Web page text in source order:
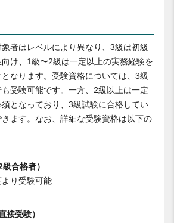
者はレベルにより異なり、3級は初級
け、1級〜2級は一定以上の実務経験を
なります。受験資格については、3級
受験可能です。一方、2級以上は一定
となっており、3級試験に合格してい
ます。なお、詳細な受験資格は以下の
合格者）
り受験可能
接受験）